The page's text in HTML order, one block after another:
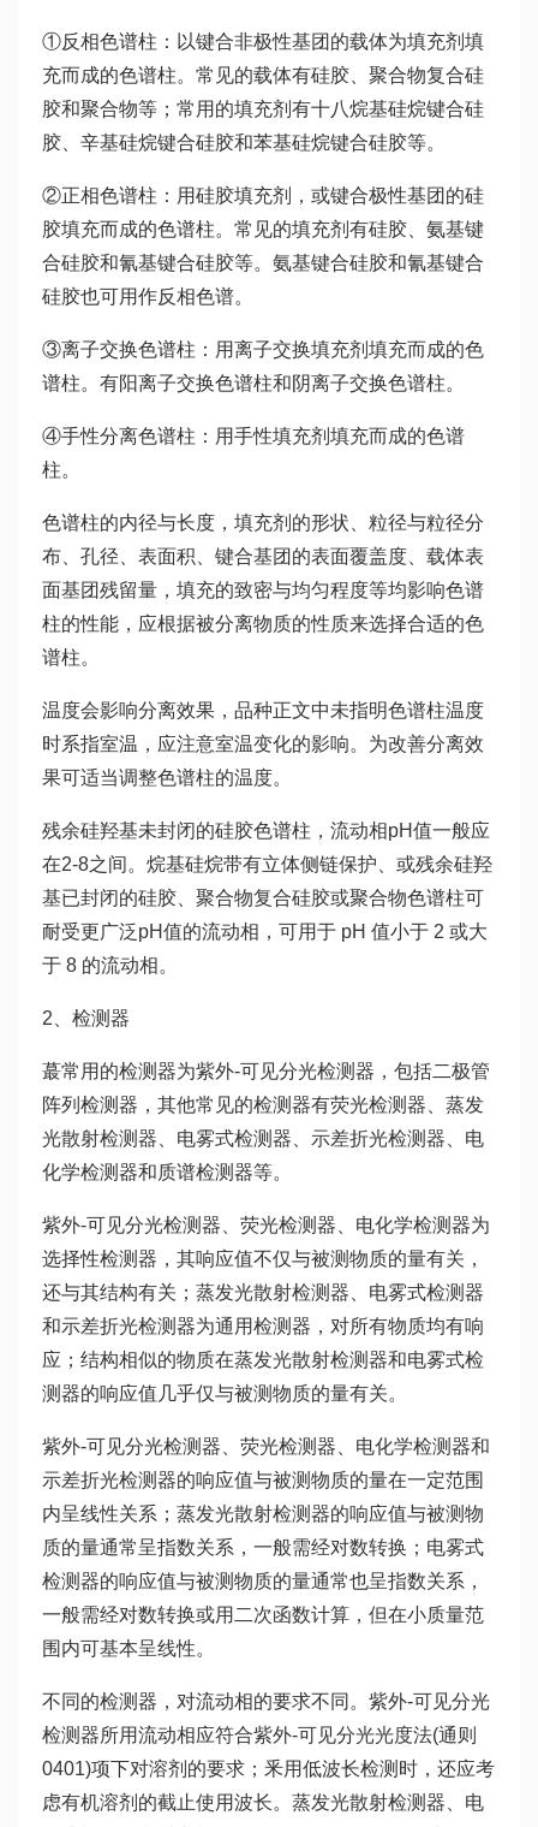
①反相色谱柱：以键合非极性基团的载体为填充剂填
充而成的色谱柱。常见的载体有硅胶、聚合物复合硅
胶和聚合物等；常用的填充剂有十八烷基硅烷键合硅
胶、辛基硅烷键合硅胶和苯基硅烷键合硅胶等。
②正相色谱柱：用硅胶填充剂，或键合极性基团的硅
胶填充而成的色谱柱。常见的填充剂有硅胶、氨基键
合硅胶和氰基键合硅胶等。氨基键合硅胶和氰基键合
硅胶也可用作反相色谱。
③离子交换色谱柱：用离子交换填充剂填充而成的色
谱柱。有阳离子交换色谱柱和阴离子交换色谱柱。
④手性分离色谱柱：用手性填充剂填充而成的色谱
柱。
色谱柱的内径与长度，填充剂的形状、粒径与粒径分
布、孔径、表面积、键合基团的表面覆盖度、载体表
面基团残留量，填充的致密与均匀程度等均影响色谱
柱的性能，应根据被分离物质的性质来选择合适的色
谱柱。
温度会影响分离效果，品种正文中未指明色谱柱温度
时系指室温，应注意室温变化的影响。为改善分离效
果可适当调整色谱柱的温度。
残余硅羟基未封闭的硅胶色谱柱，流动相pH值一般应
在2-8之间。烷基硅烷带有立体侧链保护、或残余硅羟
基已封闭的硅胶、聚合物复合硅胶或聚合物色谱柱可
耐受更广泛pH值的流动相，可用于 pH 值小于 2 或大
于 8 的流动相。
2、检测器
蕞常用的检测器为紫外-可见分光检测器，包括二极管
阵列检测器，其他常见的检测器有荧光检测器、蒸发
光散射检测器、电雾式检测器、示差折光检测器、电
化学检测器和质谱检测器等。
紫外-可见分光检测器、荧光检测器、电化学检测器为
选择性检测器，其响应值不仅与被测物质的量有关，
还与其结构有关；蒸发光散射检测器、电雾式检测器
和示差折光检测器为通用检测器，对所有物质均有响
应；结构相似的物质在蒸发光散射检测器和电雾式检
测器的响应值几乎仅与被测物质的量有关。
紫外-可见分光检测器、荧光检测器、电化学检测器和
示差折光检测器的响应值与被测物质的量在一定范围
内呈线性关系；蒸发光散射检测器的响应值与被测物
质的量通常呈指数关系，一般需经对数转换；电雾式
检测器的响应值与被测物质的量通常也呈指数关系，
一般需经对数转换或用二次函数计算，但在小质量范
围内可基本呈线性。
不同的检测器，对流动相的要求不同。紫外-可见分光
检测器所用流动相应符合紫外-可见分光光度法(通则
0401)项下对溶剂的要求；釆用低波长检测时，还应考
虑有机溶剂的截止使用波长。蒸发光散射检测器、电